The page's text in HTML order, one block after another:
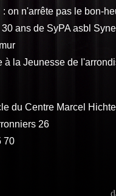
on n'arrête pas le bon-
ans de SyPA asbl
à la Jeunesse de
du Centre Marcel
26
70